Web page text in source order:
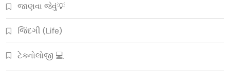
જાણવા જેવું💡
જિંદગી (Life)
ટેક્નોલોજી 💻